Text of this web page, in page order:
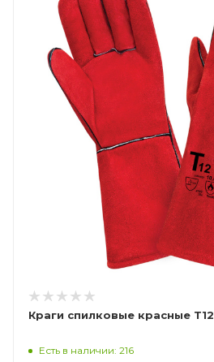
Краги спилковые красные Т12
Есть в наличии: 216